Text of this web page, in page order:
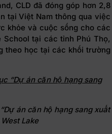
CLD đã đóng góp hơn 2,8
tại Việt Nam thông qua việc
khỏe và cuộc sống cho các
School tại các tỉnh Phú Thọ,
theo học tại các khối trường
“Dự án căn hộ hạng sang
án căn hộ hạng sang xuất
Lake